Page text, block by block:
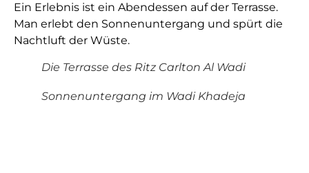
Ein Erlebnis ist ein Abendessen auf der Terrasse.
Man erlebt den Sonnenuntergang und spürt die
Nachtluft der Wüste.
Die Terrasse des Ritz Carlton Al Wadi
Sonnenuntergang im Wadi Khadeja